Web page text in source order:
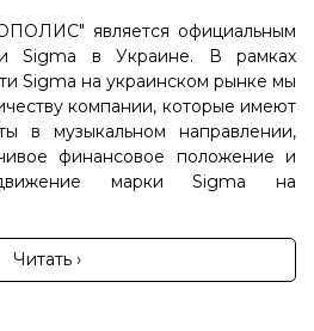
является официальным
Sigma в Украине. В рамках
Sigma на украинском рынке мы
компании, которые имеют
в музыкальном направлении,
финансовое положение и
марки Sigma на
Читать ›